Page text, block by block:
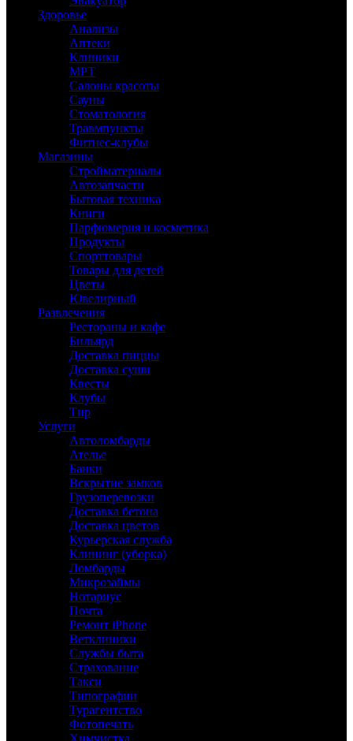
Здоровье
Анализы
Аптеки
Клиники
МРТ
Салоны красоты
Сауны
Стоматология
Травмпункты
Фитнес-клубы
Магазины
Стройматериалы
Автозапчасти
Бытовая техника
Книги
Парфюмерия и косметика
Продукты
Спорттовары
Товары для детей
Цветы
Ювелирный
Развлечения
Рестораны и кафе
Бильярд
Доставка пиццы
Доставка суши
Квесты
Клубы
Тир
Услуги
Автоломбарды
Ателье
Банки
Вскрытие замков
Грузоперевозки
Доставка бетона
Доставка цветов
Курьерская служба
Клининг (уборка)
Ломбарды
Микрозаймы
Нотариус
Почта
Ремонт iPhone
Ветклиники
Службы быта
Страхование
Такси
Типографии
Турагентство
Фотопечать
Химчистка